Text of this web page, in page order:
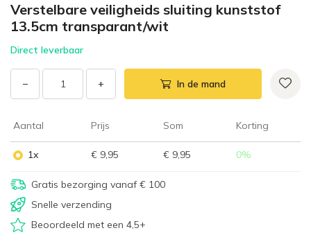
Verstelbare veiligheids sluiting kunststof
13.5cm transparant/wit
Direct leverbaar
− + In de mand
Aantal Prijs Som Korting
1x € 9,95 € 9,95 0%
Gratis bezorging vanaf € 100
Snelle verzending
Beoordeeld met een 4,5+